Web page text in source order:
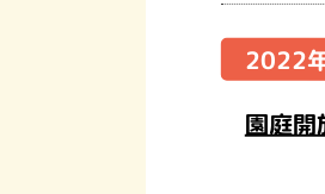
2022
園庭開